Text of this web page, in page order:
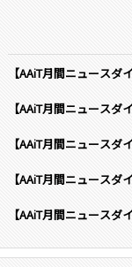
【AAiT月間ニュース
【AAiT月間ニュース
【AAiT月間ニュース
【AAiT月間ニュース
【AAiT月間ニュース